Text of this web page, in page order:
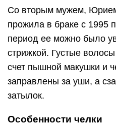
Со вторым мужем,
прожила в браке с 1995
период ее можно было
стрижкой. Густые
счет пышной макушки и
заправлены за уши, а
затылок.
Особенности челки